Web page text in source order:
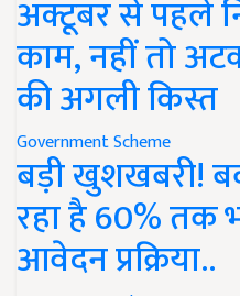
अक्टूबर से पहले
काम, नहीं तो
की अगली किस्त
Government Scheme
बड़ी खुशखबरी!
रहा है 60% तक
आवेदन प्रक्रिया..